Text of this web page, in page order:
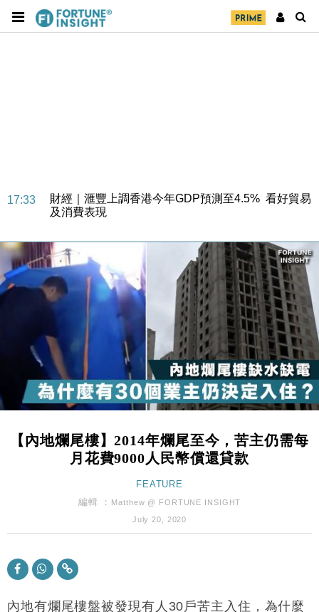
17:33
財經｜滙豐上調香港今年GDP預測至4.5% 看好貿易
及消費表現
損失近6900萬元
16:05
財經｜日經失守6.5萬點後回穩 全周仍升近2%
財經｜恒隆10月換帥 玩具「反」斗城亞洲CEO蔡德
15:11
財經｜韓股反覆波動收跌 連挫7周創逾3年最長跌勢
13:44
財經｜內地7月美元計價出口增近24%勝預期 貿易順
差達1125億美元
12:44
財經｜日本春季三度入市撐日圓 4月單日斥6.28萬億
11:12
國際｜特朗普料美伊戰事快結束 承認部分彈藥庫存緊
財經｜SA售股自救後再出手 斥4億美元押注未上市公
財經｜華僑銀行上半年淨利創新高 中期息增15%至
47仙
17:33
及消費表現
損失近6900萬元
【內地爛尾樓】2014年爛尾至今，苦主仍需每
月花費9000人民幣償還貸款
FEATURE
編輯 ：
Matthew @ FORTUNE INSIGHT
July 20, 2020
內地有爛尾樓盤被發現有人 30 戶苦主入住，為什麼